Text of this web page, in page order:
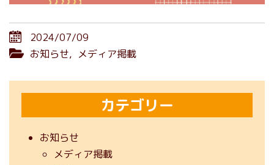
2024/07/09
お知らせ, メディア掲載
カテゴリー
お知らせ
メディア掲載